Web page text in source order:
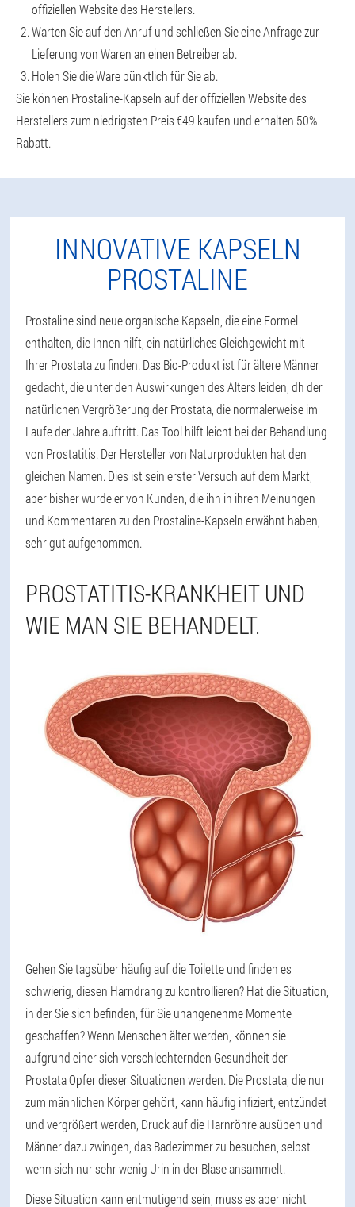
offiziellen Website des Herstellers.
Warten Sie auf den Anruf und schließen Sie eine Anfrage zur
Lieferung von Waren an einen Betreiber ab.
Holen Sie die Ware pünktlich für Sie ab.
Sie können Prostaline-Kapseln auf der offiziellen Website des
Herstellers zum niedrigsten Preis €49 kaufen und erhalten 50%
Rabatt.
INNOVATIVE KAPSELN
PROSTALINE
Prostaline sind neue organische Kapseln, die eine Formel
enthalten, die Ihnen hilft, ein natürliches Gleichgewicht mit
Ihrer Prostata zu finden. Das Bio-Produkt ist für ältere Männer
gedacht, die unter den Auswirkungen des Alters leiden, dh der
natürlichen Vergrößerung der Prostata, die normalerweise im
Laufe der Jahre auftritt. Das Tool hilft leicht bei der Behandlung
von Prostatitis. Der Hersteller von Naturprodukten hat den
gleichen Namen. Dies ist sein erster Versuch auf dem Markt,
aber bisher wurde er von Kunden, die ihn in ihren Meinungen
und Kommentaren zu den Prostaline-Kapseln erwähnt haben,
sehr gut aufgenommen.
PROSTATITIS-KRANKHEIT UND
WIE MAN SIE BEHANDELT.
Gehen Sie tagsüber häufig auf die Toilette und finden es
schwierig, diesen Harndrang zu kontrollieren? Hat die Situation,
in der Sie sich befinden, für Sie unangenehme Momente
geschaffen? Wenn Menschen älter werden, können sie
aufgrund einer sich verschlechternden Gesundheit der
Prostata Opfer dieser Situationen werden. Die Prostata, die nur
zum männlichen Körper gehört, kann häufig infiziert, entzündet
und vergrößert werden, Druck auf die Harnröhre ausüben und
Männer dazu zwingen, das Badezimmer zu besuchen, selbst
wenn sich nur sehr wenig Urin in der Blase ansammelt.
Diese Situation kann entmutigend sein, muss es aber nicht